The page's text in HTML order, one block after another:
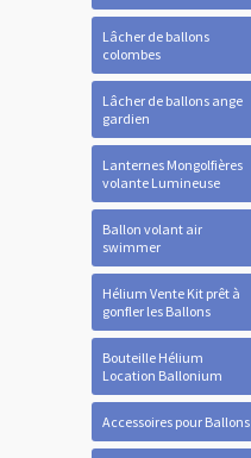
Lâcher de ballons
colombes
Lâcher de ballons ange
gardien
Lanternes Mongolfières
volante Lumineuse
Ballon volant air
swimmer
Hélium Vente Kit prêt à
gonfler les Ballons
Bouteille Hélium
Location Ballonium
Accessoires pour Ballons